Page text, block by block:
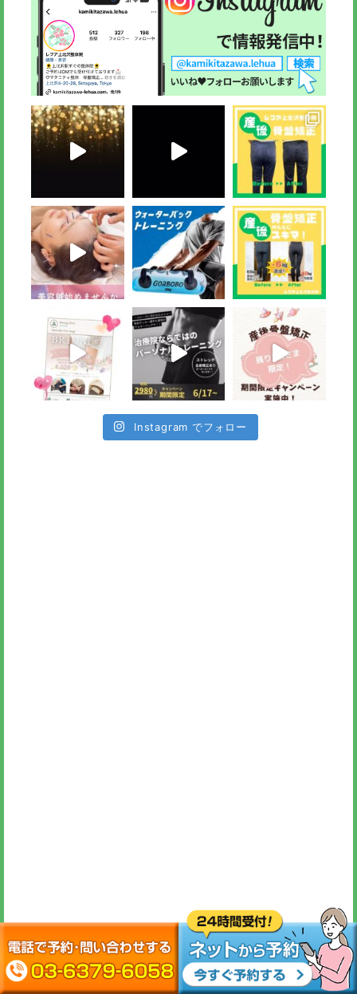
Instagram でフォロー